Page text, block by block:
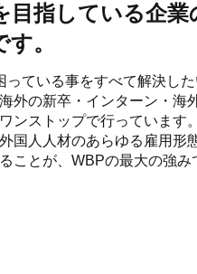
指している企業
。
ている事をすべて解決し
外の新卒・インターン・海
ンストップで行っています
国人人材のあらゆる雇用形
ことが、WBPの最大の強み